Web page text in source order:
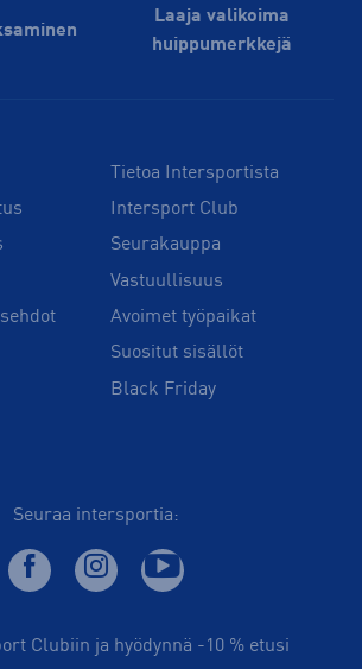
Laaja valikoima
huippu­merkkejä
Tietoa Intersportista
Intersport Club
Seurakauppa
Vastuullisuus
Avoimet työpaikat
Suositut sisällöt
Black Friday
Seuraa intersportia:
Clubiin ja hyödynnä -10 % etusi